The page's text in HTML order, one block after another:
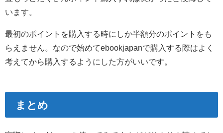
います。
最初のポイントを購入する時にしか半額分のポイントをも
らえません。なので始めてebookjapanで購入する際はよく
考えてから購入するようにした方がいいです。
まとめ